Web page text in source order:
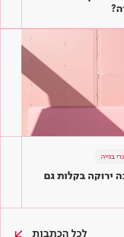
בנייה
ירוקה בקלות גם
לכל הכתבות